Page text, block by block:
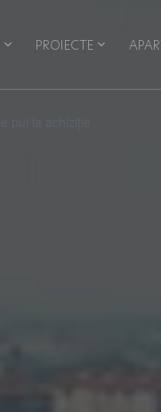
PROIECTE